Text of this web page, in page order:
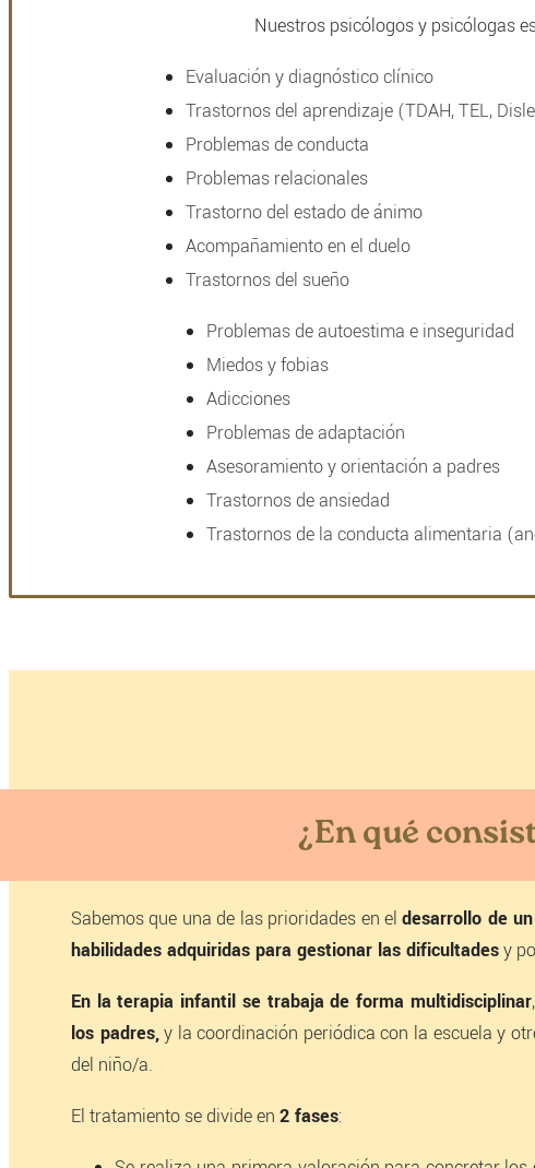
Nuestros psicólogos y psicólogas
Evaluación y diagnóstico clínico
Trastornos del aprendizaje (TDAH, TEL,
Problemas de conducta
Problemas relacionales
Trastorno del estado de ánimo
Acompañamiento en el duelo
Trastornos del sueño
Problemas de autoestima e inseguridad
Miedos y fobias
Adicciones
Problemas de adaptación
Asesoramiento y orientación a padres
Trastornos de ansiedad
Trastornos de la conducta alimentaria
¿En qué
Sabemos que una de las prioridades en eldesarrollo de
habilidades adquiridas para gestionar las dificultadesy
En la terapia infantil se trabaja de forma multidisciplinar
los padres,y la coordinación periódica con la escuela y
del niño/a.
El tratamiento se divide en 2 fases: